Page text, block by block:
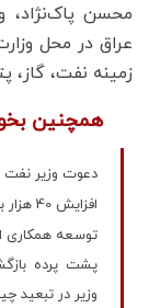
محسن پاک‌نژاد،
عراق در محل
زمینه نفت، گاز،
همچنین
دعوت وزیر نفت
افزایش 40 هزار بشکه‌ای تولید نفت با ایجاد یک کارخانه
توسعه همکاری
پشت پرده
وزیر در تبعید